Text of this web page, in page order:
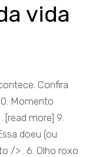
vida
Confira
Momento
[read more] 9.
doeu (ou
/> . 6. Olho roxo